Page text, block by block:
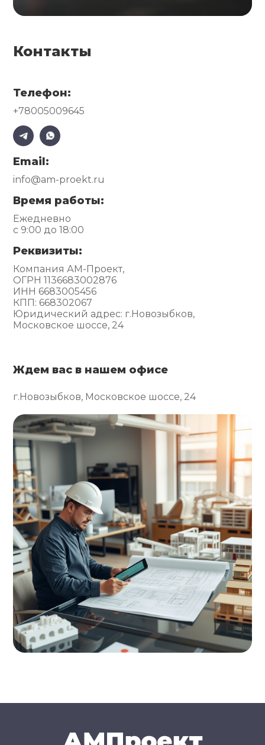
Контакты
Телефон:
+78005009645
Email:
info@am-proekt.ru
Время работы:
Ежедневно
с 9:00 до 18:00
Реквизиты:
Компания АМ-Проект,
ОГРН 1136683002876
ИНН 6683005456
КПП: 668302067
Юридический адрес: г.Новозыбков,
Московское шоссе, 24
Ждем вас в нашем офисе
г.Новозыбков, Московское шоссе, 24